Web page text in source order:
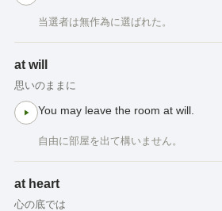
当選者は無作為に選ばれた。
at will
思いのままに
You may leave the room at will.
自由に部屋を出て構いません。
at heart
心の底では